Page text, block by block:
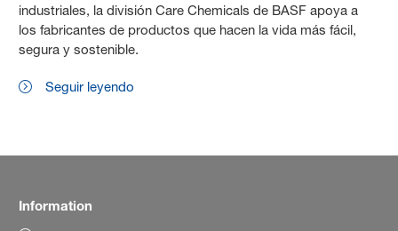
industriales, la división Care Chemicals de BASF apoya a
los fabricantes de productos que hacen la vida más fácil,
segura y sostenible.
Seguir leyendo
Information